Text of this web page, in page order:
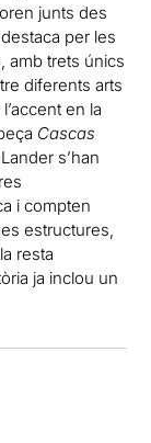
junts des
per les
amb trets únics
diferents arts
en la
Cascas
s’han
i compten
estructures,
resta
ja inclou un